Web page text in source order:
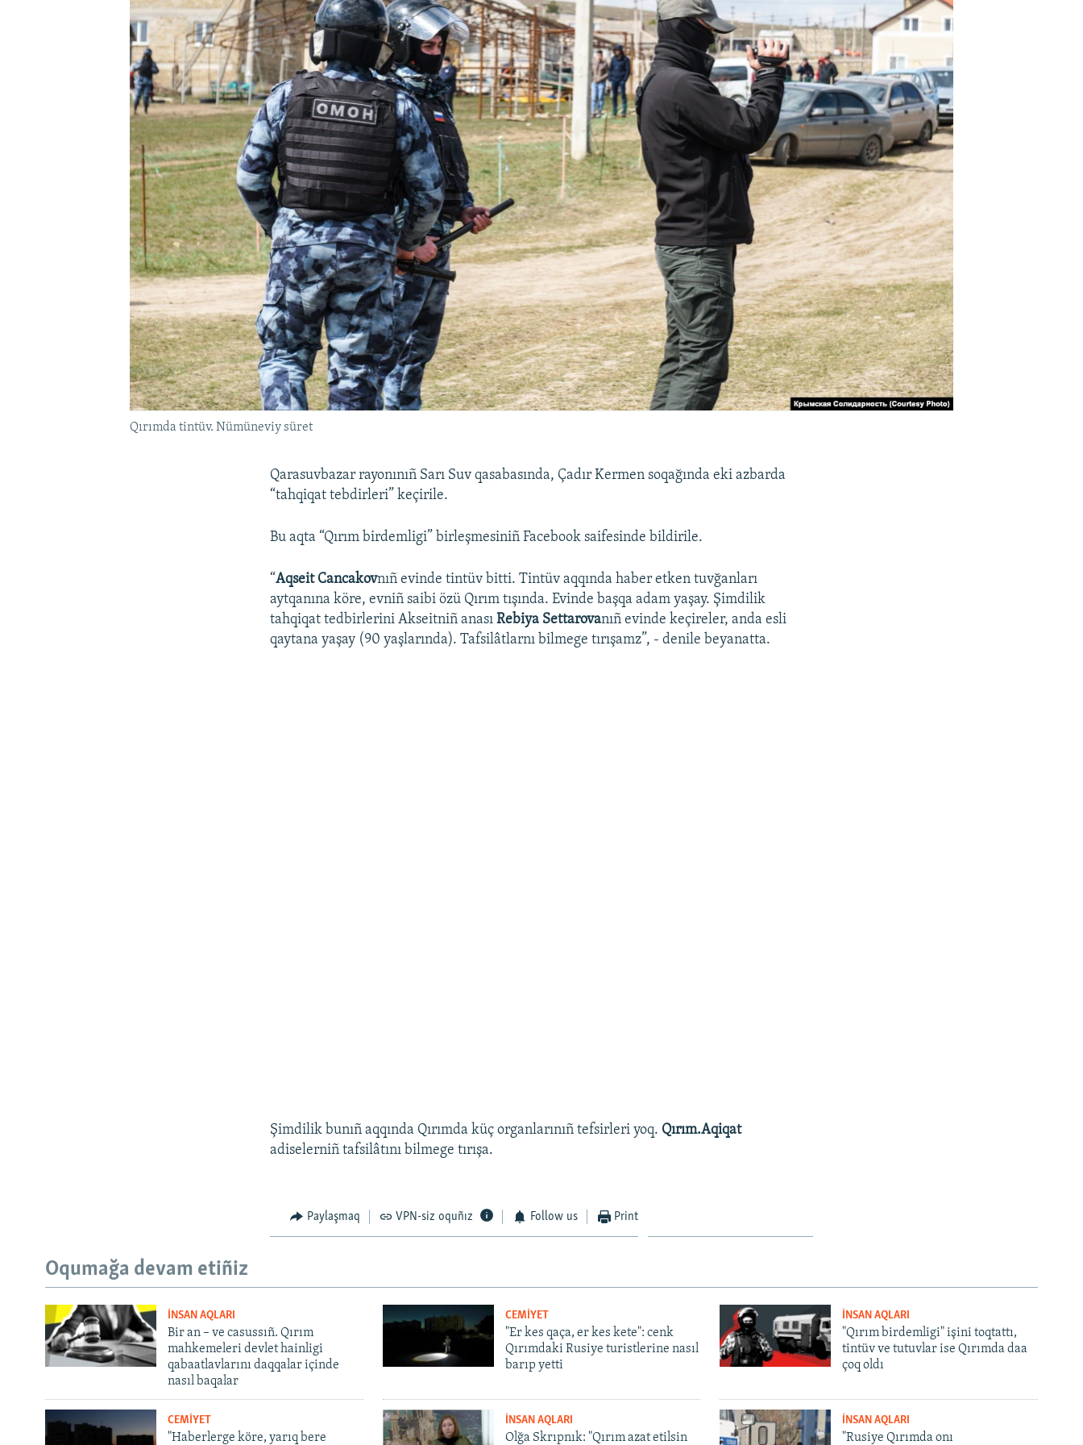
Qırımda tintüv. Nümüneviy süret
Qarasuvbazar rayonınıñ Sarı Suv qasabasında, Çadır Kermen soqağında eki azbarda
“tahqiqat tebdirleri” keçirile.
Bu aqta “Qırım birdemligi” birleşmesiniñ Facebook saifesinde bildirile.
“Aqseit Cancakovnıñ evinde tintüv bitti. Tintüv aqqında haber etken tuvğanları
aytqanına köre, evniñ saibi özü Qırım tışında. Evinde başqa adam yaşay. Şimdilik
tahqiqat tedbirlerini Akseitniñ anasıRebiya Settarovanıñ evinde keçireler, anda esli
qaytana yaşay (90 yaşlarında). Tafsilâtlarnı bilmege tırışamz”, - denile beyanatta.
Şimdilik bunıñ aqqında Qırımda küç organlarınıñ tefsirleri yoq. Qırım.Aqiqat
adiselerniñ tafsilâtını bilmege tırışa.
Paylaşmaq VPN-siz oquñız Follow us Print
Oqumağa devam etiñiz
İNSAN AQLARI
Bir an – ve casussıñ. Qırım
mahkemeleri devlet hainligi
qabaatlavlarını daqqalar içinde
nasıl baqalar
CEMİYET
"Er kes qaça, er kes kete": cenk
Qırımdaki Rusiye turistlerine nasıl
barıp yetti
İNSAN AQLARI
"Qırım birdemligi" işini toqtattı,
tintüv ve tutuvlar ise Qırımda daa
çoq oldı
CEMİYET
"Haberlerge köre, yarıq bere
İNSAN AQLARI
Olğa Skrıpnık: "Qırım azat etilsin
İNSAN AQLARI
"Rusiye Qırımda onı